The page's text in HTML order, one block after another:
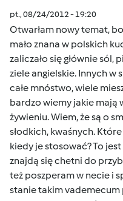
pt., 08/24/2012 - 19:20
Otwarłam nowy temat,
mało znana w polskich
zaliczało się głównie sól,
ziele angielskie. Innych w
całe mnóstwo, wiele
bardzo wiemy jakie mają
żywieniu. Wiem, że są o
słodkich, kwaśnych.
kiedy je stosować? To
znajdą się chetni do
też poszperam w necie i
stanie takim vademecum